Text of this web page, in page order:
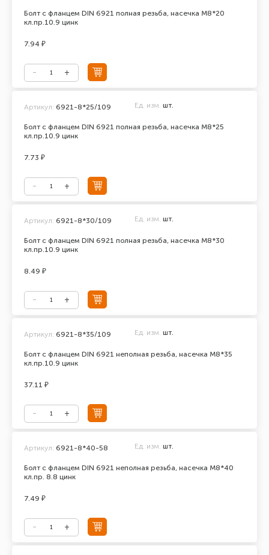
Болт с фланцем DIN 6921 полная резьба, насечка М8*20
кл.пр.10.9 цинк
7.94 ₽
Болт с фланцем DIN 6921 полная резьба, насечка М8*25
кл.пр.10.9 цинк
Артикул: 6921-8*25/109 Ед. изм. шт.
7.73 ₽
Болт с фланцем DIN 6921 полная резьба, насечка М8*30
кл.пр.10.9 цинк
Артикул: 6921-8*30/109 Ед. изм. шт.
8.49 ₽
Болт с фланцем DIN 6921 неполная резьба, насечка М8*35
кл.пр.10.9 цинк
Артикул: 6921-8*35/109 Ед. изм. шт.
37.11 ₽
Болт с фланцем DIN 6921 неполная резьба, насечка М8*40
кл.пр. 8.8 цинк
Артикул: 6921-8*40-58 Ед. изм. шт.
7.49 ₽